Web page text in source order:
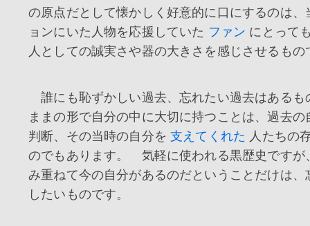
の原点だとして懐かしく好意的に口にするのは、
ョンにいた人物を応援していた ファン にとって
人としての誠実さや器の大きさを感じさせるもの
誰にも恥ずかしい過去、忘れたい過去はあるも
ままの形で自分の中に大切に持つことは、過去の
判断、その当時の自分を支えてくれた 人たちの
のでもあります。 気軽に使われる黒歴史ですが
み重ねて今の自分があるのだということだけは、
したいものです。